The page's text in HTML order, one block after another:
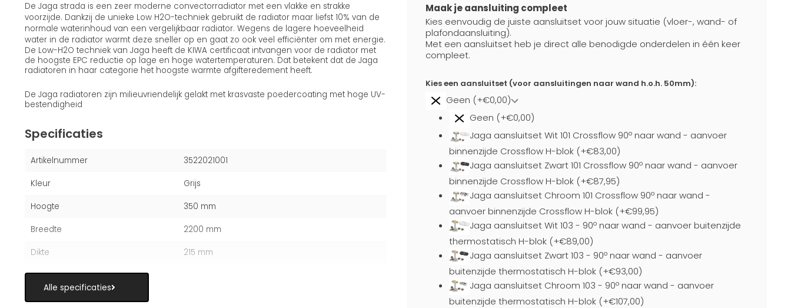
De Jaga strada is een zeer moderne convectorradiator met een vlakke en strakke
voorzijde. Dankzij de unieke Low H2O-techniek gebruikt de radiator maar liefst 10% van de
normale waterinhoud van een vergelijkbaar radiator. Wegens de lagere hoeveelheid
water in de radiator warmt deze sneller op en gaat zo ook veel efficiënter om met energie.
De Low-H2O techniek van Jaga heeft de KIWA certificaat intvangen voor de radiator met
de hoogste EPC reductie op lage en hoge watertemperaturen. Dat betekent dat de Jaga
radiatoren in haar categorie het hoogste warmte afgifteredement heeft.
De Jaga radiatoren zijn milieuvriendelijk gelakt met krasvaste poedercoating met hoge UV-
bestendigheid
Specificaties
Artikelnummer 3522021001
Kleur Grijs
Hoogte 350 mm
Breedte 2200 mm
Dikte 215 mm
Alle specificaties
Maak je aansluiting compleet
Kies eenvoudig de juiste aansluitset voor jouw situatie (vloer-, wand- of
plafondaansluiting).
Met een aansluitset heb je direct alle benodigde onderdelen in één keer
compleet.
Kies een aansluitset (voor aansluitingen naar wand h.o.h. 50mm):
Geen (+€0,00)
Geen (+€0,00)
Jaga aansluitset Wit 101 Crossflow 90º naar wand - aanvoer
binnenzijde Crossflow H-blok (+€83,00)
Jaga aansluitset Zwart 101 Crossflow 90º naar wand - aanvoer
binnenzijde Crossflow H-blok (+€87,95)
Jaga aansluitset Chroom 101 Crossflow 90º naar wand -
aanvoer binnenzijde Crossflow H-blok (+€99,95)
Jaga aansluitset Wit 103 - 90º naar wand - aanvoer buitenzijde
thermostatisch H-blok (+€89,00)
Jaga aansluitset Zwart 103 - 90º naar wand - aanvoer
buitenzijde thermostatisch H-blok (+€93,00)
Jaga aansluitset Chroom 103 - 90º naar wand - aanvoer
buitenzijde thermostatisch H-blok (+€107,00)